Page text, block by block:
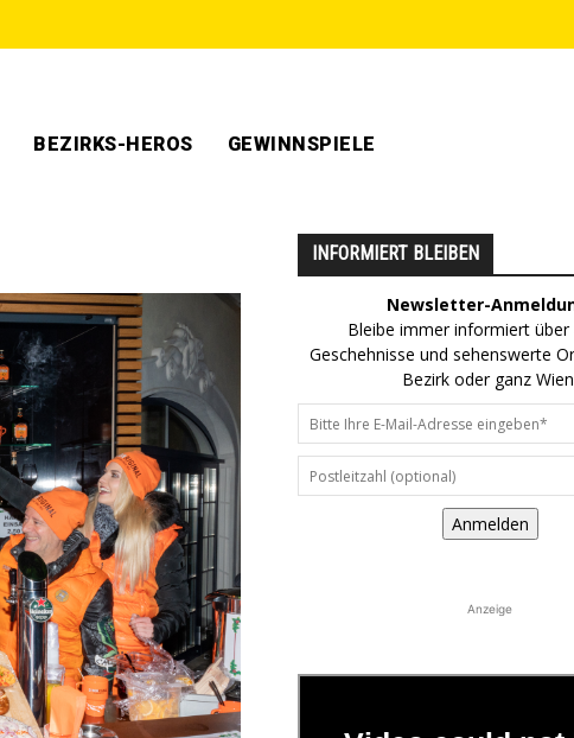
BEZIRKS-HEROS GEWINNSPIELE
INFORMIERT BLEIBEN
Newsletter-
Bleibe immer informiert über
Geschehnisse und sehenswerte
Bezirk oder ganz
Anmelden
Anzeige